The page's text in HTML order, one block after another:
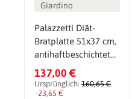
Giardino
Palazzetti Diät-
Bratplatte 51x37 cm,
antihaftbeschichtete
Plancha mit
Edelstahlrahmen
137,00 €
Ursprünglich: 160,65 €
-23,65 €